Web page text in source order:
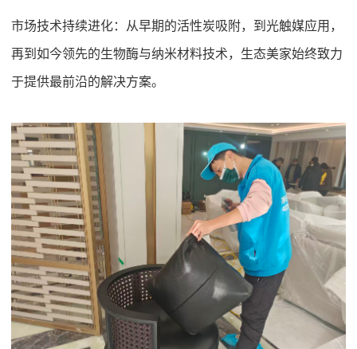
市场技术持续进化：从早期的活性炭吸附，到光触媒应用，
再到如今领先的生物酶与纳米材料技术，生态美家始终致力
于提供最前沿的解决方案。